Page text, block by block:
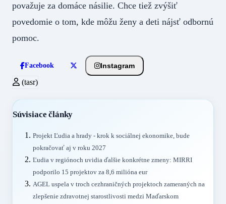
považuje za domáce násilie. Chce tiež zvýšiť
povedomie o tom, kde môžu ženy a deti nájsť odbornú
pomoc.
Facebook Instagram
(tasr)
Súvisiace články
Projekt Ľudia a hrady - krok k sociálnej ekonomike, bude
pokračovať aj v roku 2027
Ľudia v regiónoch uvidia ďalšie konkrétne zmeny: MIRRI
podporilo 15 projektov za 8,6 milióna eur
AGEL uspela v troch cezhraničných projektoch zameraných na
zlepšenie zdravotnej starostlivosti medzi Maďarskom